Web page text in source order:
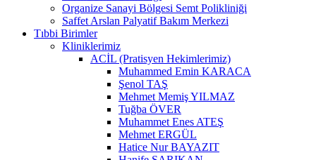
Organize Sanayi Bölgesi Semt Polikliniği
Saffet Arslan Palyatif Bakım Merkezi
Tıbbi Birimler
Kliniklerimiz
ACİL (Pratisyen Hekimlerimiz)
Muhammed Emin KARACA
Şenol TAŞ
Mehmet Memiş YILMAZ
Tuğba ÖVER
Muhammet Enes ATEŞ
Mehmet ERGÜL
Hatice Nur BAYAZIT